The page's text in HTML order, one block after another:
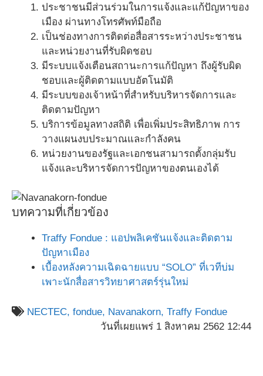
ประชาชนมีส่วนร่วมในการแจ้งและแก้ปัญหาของ
เมือง ผ่านทางโทรศัพท์มือถือ
เป็นช่องทางการติดต่อสื่อสารระหว่างประชาชน
และหน่วยงานที่รับผิดชอบ
มีระบบแจ้งเตือนสถานะการแก้ปัญหา ถึงผู้รับผิด
ชอบและผู้ติดตามแบบอัตโนมัติ
มีระบบของเจ้าหน้าที่สำหรับบริหารจัดการและ
ติดตามปัญหา
บริการข้อมูลทางสถิติ เพื่อเพิ่มประสิทธิภาพ การ
วางแผนงบประมาณและกำลังคน
หน่วยงานของรัฐและเอกชนสามารถตั้งกลุ่มรับ
แจ้งและบริหารจัดการปัญหาของตนเองได้
บทความที่เกี่ยวข้อง
Traffy Fondue : แอปพลิเคชันแจ้งและติดตาม
ปัญหาเมือง
เบื้องหลังความเฉิดฉายแบบ “SOLO” ที่เวทีบ่ม
เพาะนักสื่อสารวิทยาศาสตร์รุ่นใหม่
NECTEC, fondue, Navanakorn, Traffy Fondue
วันที่เผยแพร่ 1 สิงหาคม 2562 12:44